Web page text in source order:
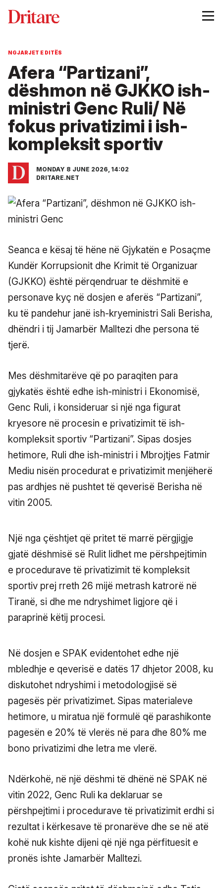
NGJARJET E DITËS
Afera “Partizani”,
dëshmon në GJKKO ish-
ministri Genc Ruli/ Në
fokus privatizimi i ish-
kompleksit sportiv
MONDAY 8 JUNE 2026, 14:02
DRITARE.NET
Seanca e kësaj të hëne në Gjykatën e Posaçme
Kundër Korrupsionit dhe Krimit të Organizuar
(GJKKO) është përqendruar te dëshmitë e
personave kyç në dosjen e aferës “Partizani”,
ku të pandehur janë ish-kryeministri Sali Berisha,
dhëndri i tij Jamarbër Malltezi dhe persona të
tjerë.
Mes dëshmitarëve që po paraqiten para
gjykatës është edhe ish-ministri i Ekonomisë,
Genc Ruli, i konsideruar si një nga figurat
kryesore në procesin e privatizimit të ish-
kompleksit sportiv “Partizani”. Sipas dosjes
hetimore, Ruli dhe ish-ministri i Mbrojtjes Fatmir
Mediu nisën procedurat e privatizimit menjëherë
pas ardhjes në pushtet të qeverisë Berisha në
vitin 2005.
Një nga çështjet që pritet të marrë përgjigje
gjatë dëshmisë së Rulit lidhet me përshpejtimin
e procedurave të privatizimit të kompleksit
sportiv prej rreth 26 mijë metrash katrorë në
Tiranë, si dhe me ndryshimet ligjore që i
paraprinë këtij procesi.
Në dosjen e SPAK evidentohet edhe një
mbledhje e qeverisë e datës 17 dhjetor 2008, ku
diskutohet ndryshimi i metodologjisë së
pagesës për privatizimet. Sipas materialeve
hetimore, u miratua një formulë që parashikonte
pagesën e 20% të vlerës në para dhe 80% me
bono privatizimi dhe letra me vlerë.
Ndërkohë, në një dëshmi të dhënë në SPAK në
vitin 2022, Genc Ruli ka deklaruar se
përshpejtimi i procedurave të privatizimit erdhi si
rezultat i kërkesave të pronarëve dhe se në atë
kohë nuk kishte dijeni që një nga përfituesit e
pronës ishte Jamarbër Malltezi.